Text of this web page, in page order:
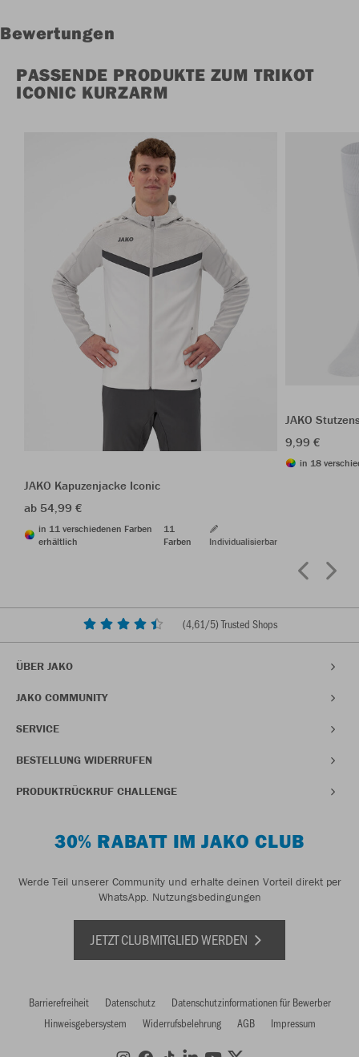
Bewertungen
PASSENDE PRODUKTE ZUM TRIKOT
ICONIC KURZARM
JAKO Kapuzenjacke Iconic
ab 54,99 €
in 11 verschiedenen Farben
erhältlich
11
Farben
Individualisierbar
JAKO
9,99 €
in 18
(4,61/5) Trusted Shops
ÜBER JAKO
JAKO COMMUNITY
SERVICE
BESTELLUNG WIDERRUFEN
PRODUKTRÜCKRUF CHALLENGE
30% RABATT IM JAKO CLUB
Werde Teil unserer Community und erhalte deinen Vorteil direkt per
WhatsApp. Nutzungsbedingungen
JETZT CLUBMITGLIED WERDEN
Barrierefreiheit Datenschutz
Datenschutzinformationen für Bewerber
Hinweisgebersystem
Widerrufsbelehrung AGB Impressum